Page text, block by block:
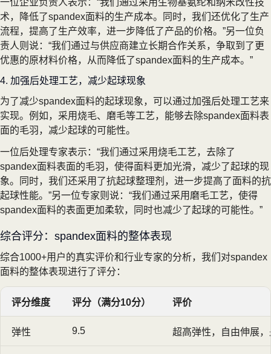
术，降低了spandex面料的生产成本。同时，我们还优化了生产
流程，提高了生产效率，进一步降低了产品的价格。”另一位负
责人则说：“我们通过与供应商建立长期合作关系，争取到了更
优惠的原材料价格，从而降低了spandex面料的生产成本。”
4. 加强后处理工艺，减少起球现象
为了减少spandex面料的起球现象，可以通过加强后处理工艺来
实现。例如，采用烧毛、磨毛等工艺，能够去除spandex面料表
面的毛羽，减少起球的可能性。
一位后处理专家表示：“我们通过采用烧毛工艺，去除了
spandex面料表面的毛羽，使得面料更加光滑，减少了起球的现
象。同时，我们还采用了抗起球整理剂，进一步提高了面料的抗
起球性能。”另一位专家则说：“我们通过采用磨毛工艺，使得
spandex面料的表面更加柔软，同时也减少了起球的可能性。”
综合评分：spandex面料的整体表现
综合1000+用户的真实评价和行业专家的分析，我们对spandex
面料的整体表现进行了评分：
评分维度 评分（满分10分） 评价
弹性 9.5 超高弹性，自由伸展